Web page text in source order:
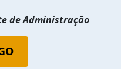
de Administração